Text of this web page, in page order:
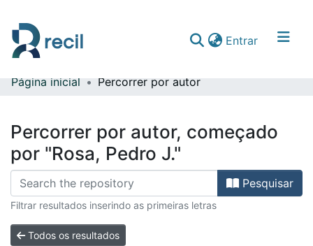
Entrar(current)
Comunidades & Coleções
Página inicial Percorrer por autor
Percorrer por autor, começado
por "Rosa, Pedro J."
Pesquisar
Filtrar resultados inserindo as primeiras letras
Todos os resultados